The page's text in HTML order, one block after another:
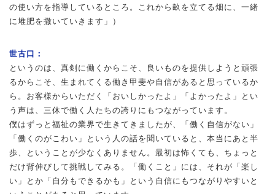
の使い方を指導しているところ。これから畝を立てる畑に、一緒
に堆肥を撒いていきます」）
世古口：
というのは、真剣に働くからこそ、良いものを提供しようと頑張
るからこそ、生まれてくる働き甲斐や自信があると思っているか
ら。お客様からいただく「おいしかったよ」「よかったよ」とい
う声は、三休で働く人たちの誇りにもつながっています。
僕はずっと福祉の業界で生きてきましたが、「働く自信がない」
「働くのがこわい」という人の話を聞いていると、本当にあと半
歩、ということが少なくありません。最初は怖くても、ちょっと
だけ背伸びして挑戦してみる。「働くこと」には、それが「楽し
い」とか「自分もできるかも」という自信にもつながりやすいと